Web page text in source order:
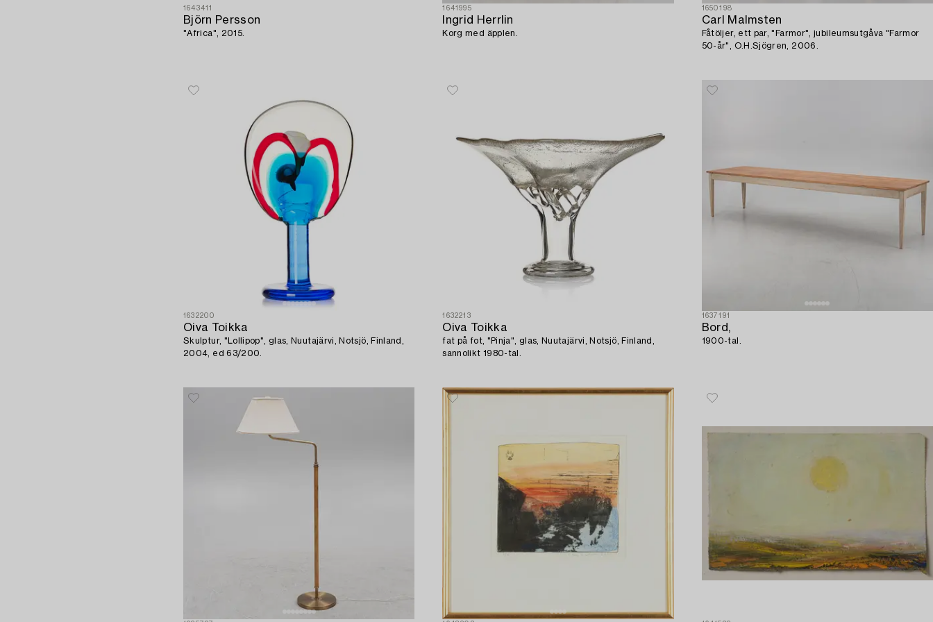
1643411
Björn Persson
"Africa", 2015.
1641995
Ingrid Herrlin
Korg med äpplen.
1650198
Carl Malmsten
Fåtöljer, ett par, "Farmor", jubileumsutgåva "Farmor
50-år", O.H.Sjögren, 2006.
1632200
Oiva Toikka
Skulptur, "Lollipop", glas, Nuutajärvi, Notsjö, Finland,
2004, ed 63/200.
1632213
Oiva Toikka
fat på fot, "Pinja", glas, Nuutajärvi, Notsjö, Finland,
sannolikt 1980-tal.
1637191
Bord,
1900-tal.